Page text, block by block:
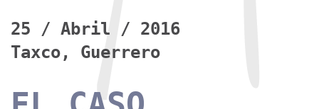
25 / Abril / 2016
Taxco, Guerrero